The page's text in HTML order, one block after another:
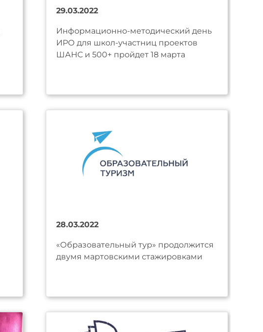
29.03.2022
Информационно-методический день
ИРО для школ-участниц проектов
ШАНС и 500+ пройдет 18 марта
28.03.2022
«Образовательный тур» продолжится
двумя мартовскими стажировками